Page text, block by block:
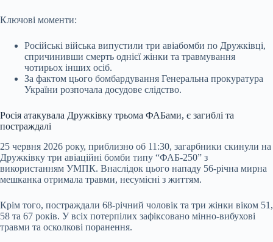
Ключові моменти:
Російські війська випустили три авіабомби по Дружківці,
спричинивши смерть однієї жінки та травмування
чотирьох інших осіб.
За фактом цього бомбардування Генеральна прокуратура
України розпочала досудове слідство.
Росія атакувала Дружківку трьома ФАБами, є загиблі та
постраждалі
25 червня 2026 року, приблизно об 11:30, загарбники скинули на
Дружківку три авіаційні бомби типу “ФАБ-250” з
використанням УМПК. Внаслідок цього нападу 56-річна мирна
мешканка отримала травми, несумісні з життям.
Крім того, постраждали 68-річний чоловік та три жінки віком 51,
58 та 67 років. У всіх потерпілих зафіксовано мінно-вибухові
травми та осколкові поранення.